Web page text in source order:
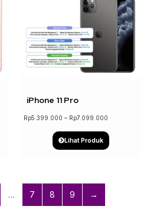
iPhone 11 Pro
Rp5.399.000 – Rp7.099.000
Lihat Produk
… 7 8 9 →